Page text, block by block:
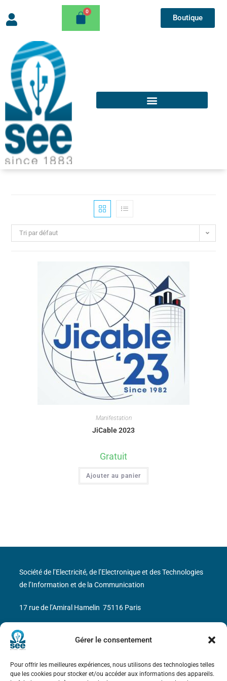
Gérer le consentement
Pour offrir les meilleures expériences, nous utilisons des technologies telles
que les cookies pour stocker et/ou accéder aux informations des appareils.
Boutique
Tri par défaut
Manifestation
JiCable 2023
Gratuit
Ajouter au panier
Société de l’Electricité, de l’Electronique et des Technologies
de l’Information et de la Communication
17 rue de l’Amiral Hamelin 75116 Paris
Métro : « Boissière » Ligne 6 et « Iéna » Ligne 9
N° de SIREN : 785 393 232, Code APE : 9412Z TVA intra-